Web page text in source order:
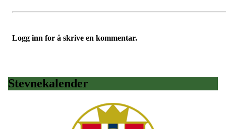
Logg inn for å skrive en kommentar.
Stevnekalender